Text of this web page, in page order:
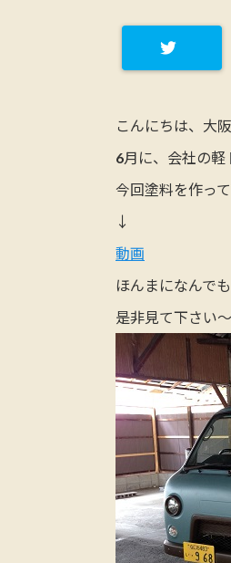
こんにちは、
6月に、会社の
今回塗料を作っ
↓
動画
ほんまになんで
是非見て下さい